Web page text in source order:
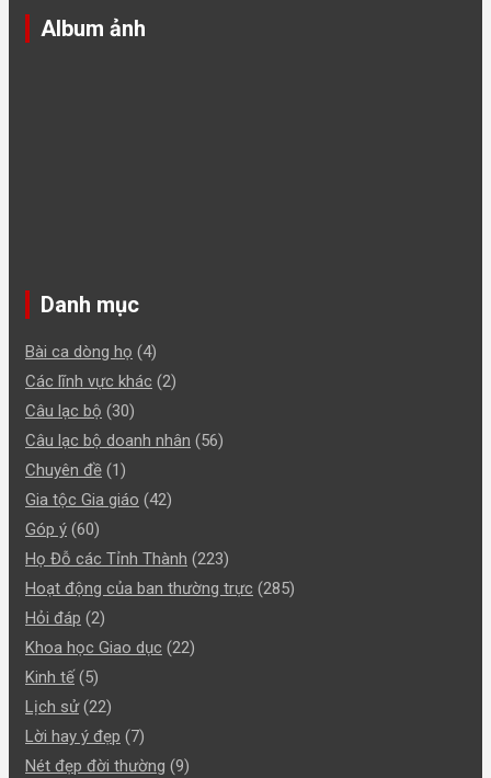
Album ảnh
Danh mục
Bài ca dòng họ (4)
Các lĩnh vực khác (2)
Câu lạc bộ (30)
Câu lạc bộ doanh nhân (56)
Chuyên đề (1)
Gia tộc Gia giáo (42)
Góp ý (60)
Họ Đỗ các Tỉnh Thành (223)
Hoạt động của ban thường trực (285)
Hỏi đáp (2)
Khoa học Giao dục (22)
Kinh tế (5)
Lịch sử(22)
Lời hay ý đẹp (7)
Nét đẹp đời thường (9)